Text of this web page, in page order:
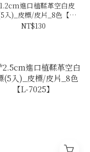
進口植鞣革空白皮
入)_皮標/皮片_8色【L-
6012】
NT$130